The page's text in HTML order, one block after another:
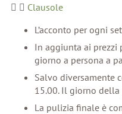
Clausole
L’acconto per ogni
In aggiunta ai prezzi
giorno a persona a
Salvo diversamente
15.00. Il giorno della
La pulizia finale è